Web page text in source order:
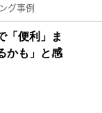
グ事例
利」または「不利益
「便利」ま
かも」と感